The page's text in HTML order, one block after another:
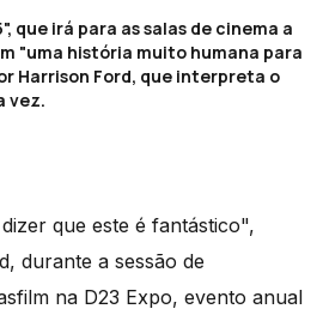
que irá para as salas de cinema a
"uma história muito humana para
Harrison Ford, que interpreta o
vez.
que este é fantástico",
durante a sessão de
na D23 Expo, evento anual